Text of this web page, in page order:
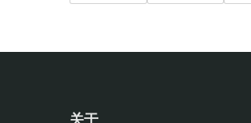
关于